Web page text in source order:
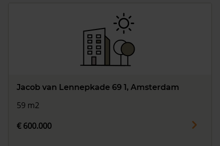
Jacob van Lennepkade 69 1, Amsterdam
59 m2
€ 600.000